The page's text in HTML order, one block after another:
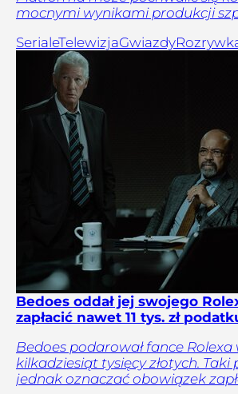
mocnymi wynikami produkcji
SerialeTelewizjaGwiazdy
Bedoes oddał jej swojego
zapłacić nawet 11 tys. zł
Bedoes podarował fance
kilkadziesiąt tysięcy złotych.
jednak oznaczać obowiązek